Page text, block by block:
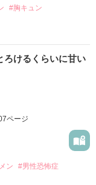
──。
#胸キュン
ろけるくらいに甘い
ページ
ン
#男性恐怖症